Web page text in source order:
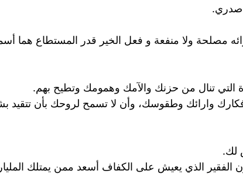
صدري.
مصلحة ولا منفعة و فعل الخير قدر المستطاع هما
تنال من حزنك والآمك وهمومك وتطيح بهم.
وارائك وطقوسك، وأن لا تسمح لروحك بأن تتقيد
لك.
الفقير الذي يعيش على الكفاف أسعد ممن يمتلك